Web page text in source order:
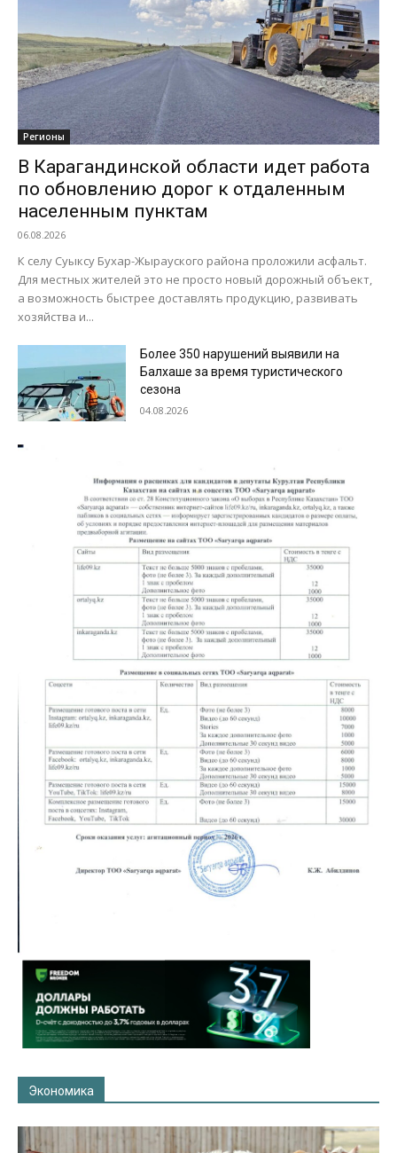
Регионы
В Карагандинской области идет работа
по обновлению дорог к отдаленным
населенным пунктам
06.08.2026
К селу Суыксу Бухар-Жырауского района проложили асфальт.
Для местных жителей это не просто новый дорожный объект,
а возможность быстрее доставлять продукцию, развивать
хозяйства и...
Более 350 нарушений выявили на
Балхаше за время туристического
сезона
04.08.2026
Экономика